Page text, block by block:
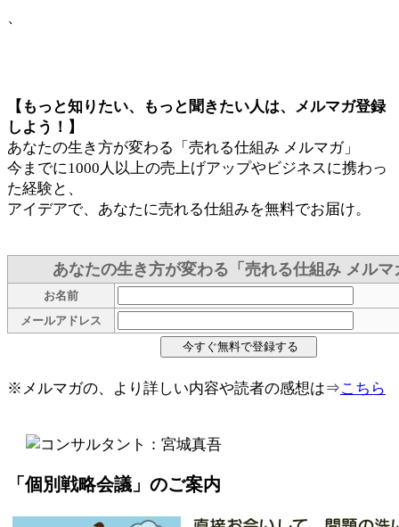
、
【もっと知りたい、もっと聞きたい人は、メルマガ登録
しよう！】
あなたの生き方が変わる「売れる仕組み メルマガ」
今までに1000人以上の売上げアップやビジネスに携わっ
た経験と、
アイデアで、あなたに売れる仕組みを無料でお届け。
あなたの生き方が変わる「売れる仕組み メルマ
お名前
メールアドレス
※メルマガの、より詳しい内容や読者の感想は⇒こちら
「個別戦略会議」のご案内